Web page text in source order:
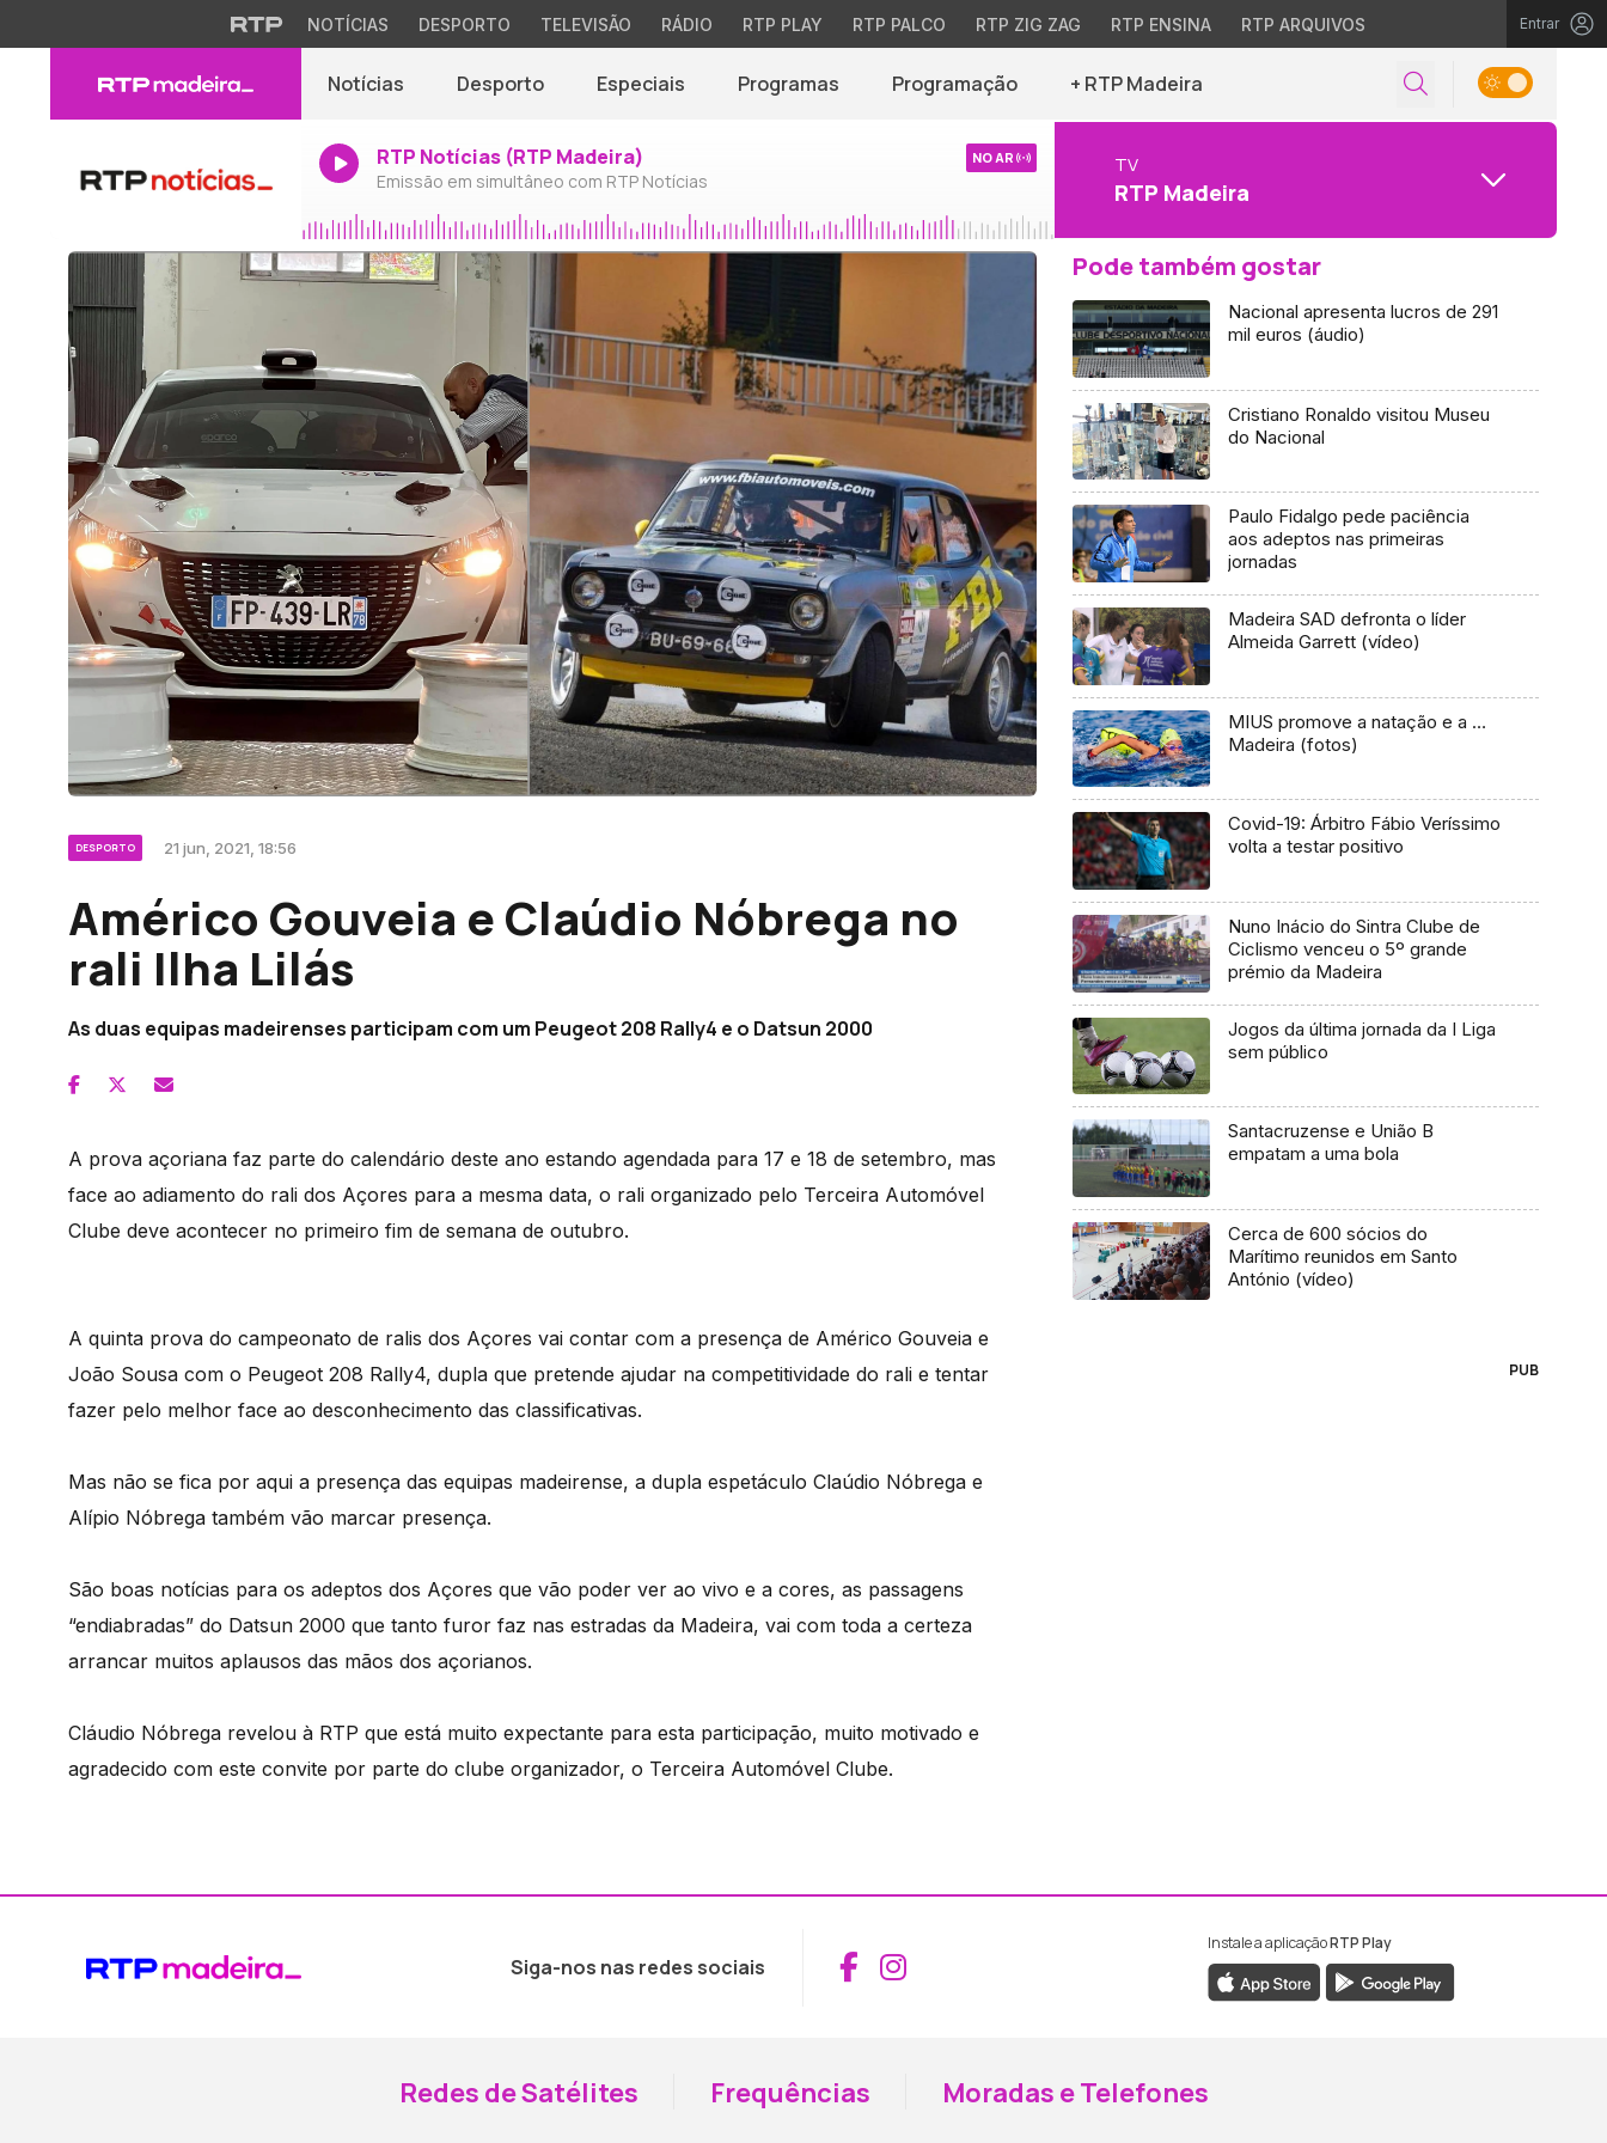
NOTÍCIAS DESPORTO TELEVISÃO RÁDIO RTP PLAY RTP PALCO RTP ZIG ZAG RTP ENSINA RTP ARQUIVOS Entrar
Notícias Desporto Especiais Programas Programação + RTP Madeira
RTP Notícias (RTP Madeira)
Emissão em simultâneo com RTP Notícias
NO AR TV
RTP Madeira
DESPORTO 21 jun, 2021, 18:56
Américo Gouveia e Claúdio Nóbrega no
rali Ilha Lilás
As duas equipas madeirenses participam com um Peugeot 208 Rally4 e o Datsun 2000
A prova açoriana faz parte do calendário deste ano estando agendada para 17 e 18 de setembro, mas
face ao adiamento do rali dos Açores para a mesma data, o rali organizado pelo Terceira Automóvel
Clube deve acontecer no primeiro fim de semana de outubro.
A quinta prova do campeonato de ralis dos Açores vai contar com a presença de Américo Gouveia e
João Sousa com o Peugeot 208 Rally4, dupla que pretende ajudar na competitividade do rali e tentar
fazer pelo melhor face ao desconhecimento das classificativas.
Mas não se fica por aqui a presença das equipas madeirense, a dupla espetáculo Claúdio Nóbrega e
Alípio Nóbrega também vão marcar presença.
São boas notícias para os adeptos dos Açores que vão poder ver ao vivo e a cores, as passagens
“endiabradas” do Datsun 2000 que tanto furor faz nas estradas da Madeira, vai com toda a certeza
arrancar muitos aplausos das mãos dos açorianos.
Cláudio Nóbrega revelou à RTP que está muito expectante para esta participação, muito motivado e
agradecido com este convite por parte do clube organizador, o Terceira Automóvel Clube.
Pode também gostar
Nacional apresenta lucros de 291
mil euros (áudio)
Cristiano Ronaldo visitou Museu
do Nacional
Paulo Fidalgo pede paciência
aos adeptos nas primeiras
jornadas
Madeira SAD defronta o líder
Almeida Garrett (vídeo)
MIUS promove a natação e a …
Madeira (fotos)
Covid-19: Árbitro Fábio Veríssimo
volta a testar positivo
Nuno Inácio do Sintra Clube de
Ciclismo venceu o 5º grande
prémio da Madeira
Jogos da última jornada da I Liga
sem público
Santacruzense e União B
empatam a uma bola
Cerca de 600 sócios do
Marítimo reunidos em Santo
António (vídeo)
PUB
Siga-nos nas redes sociais Aceder ao Facebook da RTP Madeira
Aceder ao Instagram da RTP Madeira
Instale a aplicaçãoRTP Play
Redes de Satélites Frequências Moradas e Telefones